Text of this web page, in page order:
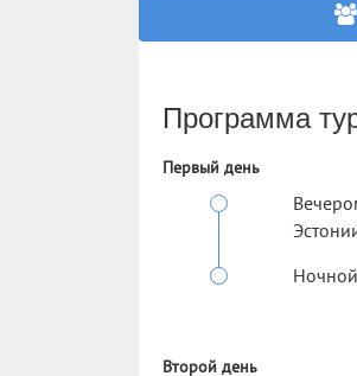
Программа
Первый день
Второй день